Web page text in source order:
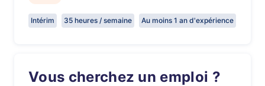
Intérim 35 heures / semaine Au moins 1 an d'expérience
Vous cherchez un emploi ?